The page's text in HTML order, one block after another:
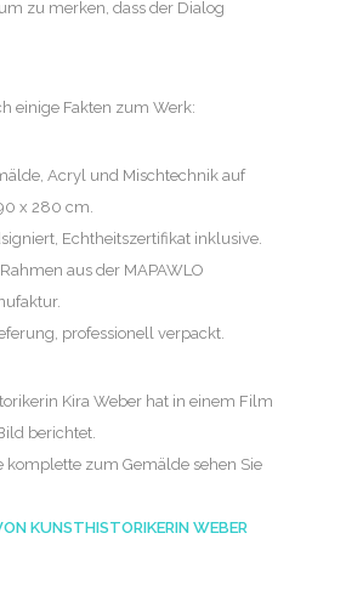
zu merken, dass der Dialog
einige Fakten zum Werk:
Acryl und Mischtechnik auf
x 280 cm.
Echtheitszertifikat inklusive.
aus der MAPAWLO
professionell verpackt.
Kira Weber hat in einem Film
berichtet.
komplette zum Gemälde sehen Sie
KUNSTHISTORIKERIN WEBER